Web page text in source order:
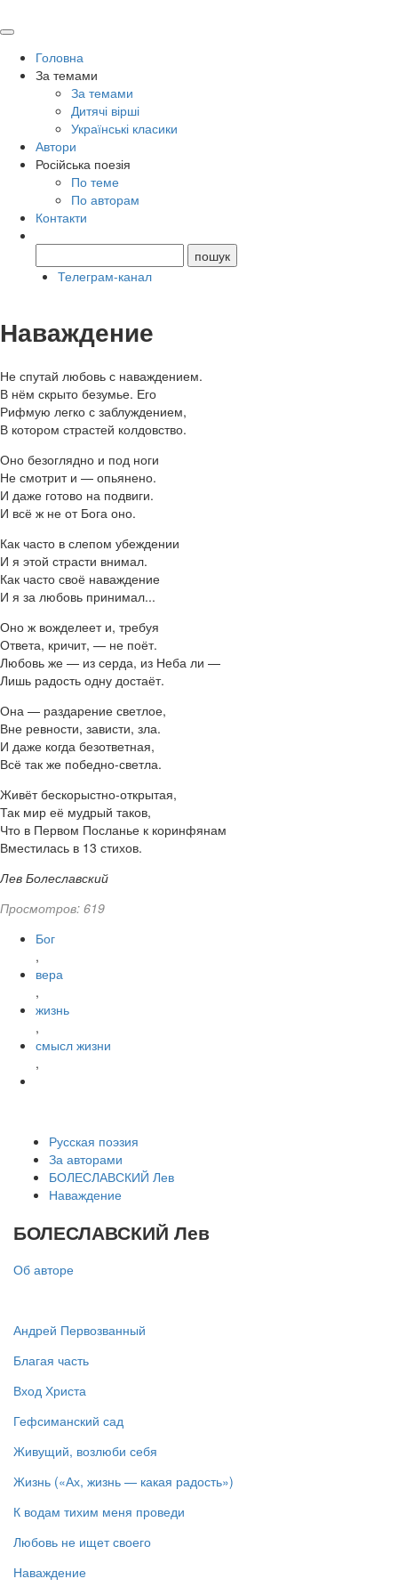
Головна
За темами
За темами
Дитячі вірші
Українські класики
Автори
Російська поезія
По теме
По авторам
Контакти
Телеграм-канал
Наваждение
Не спутай любовь с наваждением.
В нём скрыто безумье. Его
Рифмую легко с заблуждением,
В котором страстей колдовство.
Оно безоглядно и под ноги
Не смотрит и — опьянено.
И даже готово на подвиги.
И всё ж не от Бога оно.
Как часто в слепом убеждении
И я этой страсти внимал.
Как часто своё наваждение
И я за любовь принимал...
Оно ж вожделеет и, требуя
Ответа, кричит, — не поёт.
Любовь же — из серда, из Неба ли —
Лишь радость одну достаёт.
Она — раздарение светлое,
Вне ревности, зависти, зла.
И даже когда безответная,
Всё так же победно-светла.
Живёт бескорыстно-открытая,
Так мир её мудрый таков,
Что в Первом Посланье к коринфянам
Вместилась в 13 стихов.
Лев Болеславский
Просмотров: 619
Бог
,
вера
,
жизнь
,
смысл жизни
,
Русская поэзия
За авторами
БОЛЕСЛАВСКИЙ Лев
Наваждение
БОЛЕСЛАВСКИЙ Лев
Об авторе
Андрей Первозванный
Благая часть
Вход Христа
Гефсиманский сад
Живущий, возлюби себя
Жизнь («Ах, жизнь — какая радость»)
К водам тихим меня проведи
Любовь не ищет своего
Наваждение